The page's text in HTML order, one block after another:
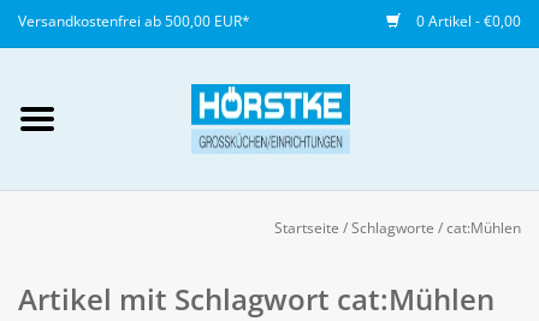
Versandkostenfrei ab 500,00 EUR* 0 Artikel - €0,00
anlegen
Startseite /Schlagworte /cat:Mühlen
Artikel mit Schlagwort cat:Mühlen